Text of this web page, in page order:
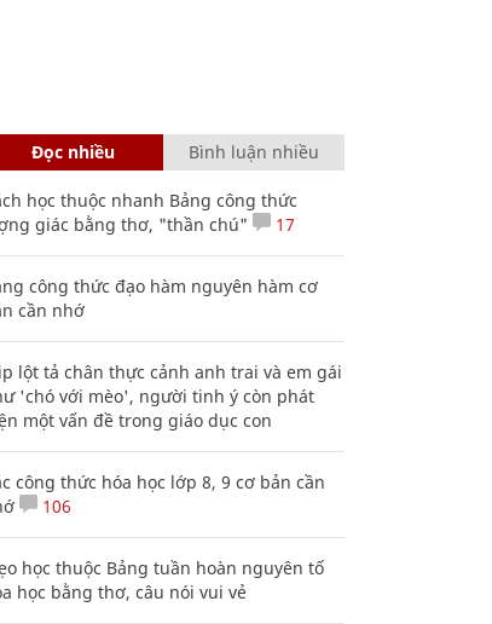
Đọc nhiều Bình luận nhiều
học thuộc nhanh Bảng công thức
giác bằng thơ, "thần chú"
17
công thức đạo hàm nguyên hàm cơ
cần nhớ
lột tả chân thực cảnh anh trai và em gái
'chó với mèo', người tinh ý còn phát
một vấn đề trong giáo dục con
công thức hóa học lớp 8, 9 cơ bản cần
106
học thuộc Bảng tuần hoàn nguyên tố
học bằng thơ, câu nói vui vẻ